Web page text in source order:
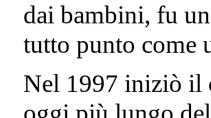
dai bambini, fu
tutto punto come
Nel 1997 iniziò il